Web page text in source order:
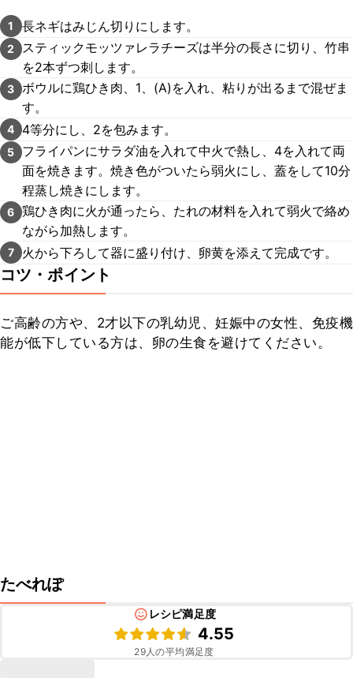
1 長ネギはみじん切りにします。
2
スティックモッツァレラチーズは半分の長さに切り、竹串
を2本ずつ刺します。
3 ボウルに鶏ひき肉、1、(A)を入れ、粘りが出るまで混ぜま
す。
4 4等分にし、2を包みます。
5
フライパンにサラダ油を入れて中火で熱し、4を入れて両
面を焼きます。焼き色がついたら弱火にし、蓋をして10分
程蒸し焼きにします。
6 鶏ひき肉に火が通ったら、たれの材料を入れて弱火で絡め
ながら加熱します。
7 火から下ろして器に盛り付け、卵黄を添えて完成です。
コツ・ポイント
ご高齢の方や、2才以下の乳幼児、妊娠中の女性、免疫機
能が低下している方は、卵の生食を避けてください。
たべれぽ
レシピ満足度
4.55
29人の平均満足度